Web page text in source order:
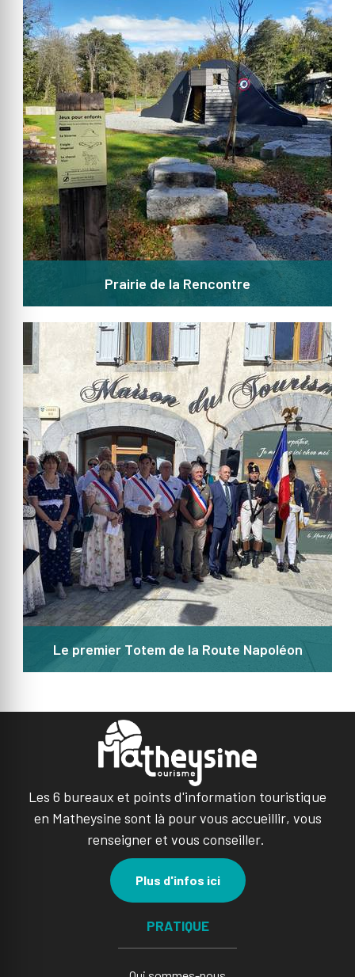
Prairie de la Rencontre
Le premier Totem de la Route Napoléon
Les 6 bureaux et points d'information touristique
en Matheysine sont là pour vous accueillir, vous
renseigner et vous conseiller.
Plus d'infos ici
PRATIQUE